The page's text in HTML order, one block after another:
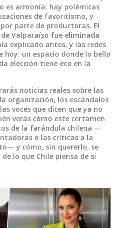
es armonía: hay polémicas
de favoritismo, y
parte de productoras. El
Valparaíso fue eliminada
explicado antes, y las redes
hoy: un espacio donde lo bello
elección tiene eco en la
noticias reales sobre las
organización, los escándalos
voces que dicen que ya no
verás cómo este certamen
de la farándula chilena —
o las críticas a la
y cómo, sin quererlo, se
lo que Chile piensa de sí